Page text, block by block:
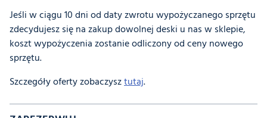
Jeśli w ciągu 10 dni od daty zwrotu wypożyczanego sprzętu
zdecydujesz się na zakup dowolnej deski u nas w sklepie,
koszt wypożyczenia zostanie odliczony od ceny nowego
sprzętu.
Szczegóły oferty zobaczysztutaj.